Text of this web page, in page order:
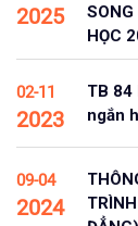
2025
HỌC
02-11
2023
TB 84
ngắn
09-04
2024